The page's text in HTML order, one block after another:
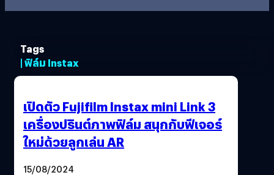
Tags
| ฟิล์ม Instax
เปิดตัว Fujifilm Instax mini Link 3
เครื่องปรินต์ภาพฟิล์ม สนุกกับฟีเจอร์
ใหม่ด้วยลูกเล่น AR
15/08/2024